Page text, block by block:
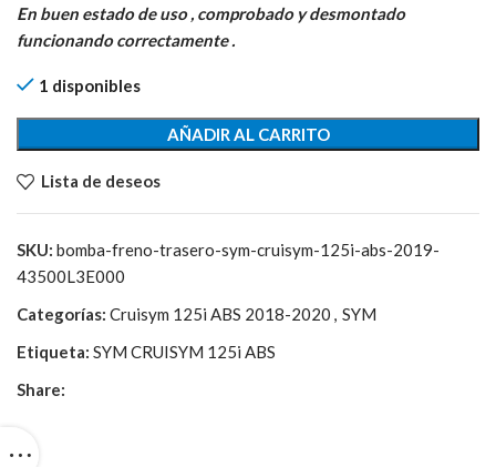
original
era:
actual
es:
En buen estado de uso , comprobado y desmontado
funcionando correctamente .
1 disponibles
AÑADIR AL CARRITO
Lista de deseos
SKU: bomba-freno-trasero-sym-cruisym-125i-abs-2019-
43500L3E000
Categorías: Cruisym 125i ABS 2018-2020 , SYM
Etiqueta: SYM CRUISYM 125i ABS
Share: